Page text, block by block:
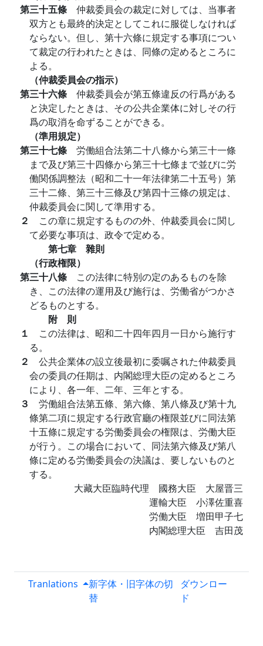
第三十五條 仲裁委員会の裁定に対しては、当事者
双方とも最終的決定としてこれに服從しなければ
ならない。但し、第十六條に規定する事項につい
て裁定の行われたときは、同條の定めるところに
よる。
（仲裁委員会の指示）
第三十六條 仲裁委員会が第五條違反の行爲がある
と決定したときは、その公共企業体に対しその行
爲の取消を命ずることができる。
（準用規定）
第三十七條 労働組合法第二十八條から第三十一條
まで及び第三十四條から第三十七條まで並びに労
働関係調整法（昭和二十一年法律第二十五号）第
三十二條、第三十三條及び第四十三條の規定は、
仲裁委員会に関して準用する。
２ この章に規定するものの外、仲裁委員会に関し
て必要な事項は、政令で定める。
第七章 雜則
（行政権限）
第三十八條 この法律に特別の定のあるものを除
き、この法律の運用及び施行は、労働省がつかさ
どるものとする。
附 則
１ この法律は、昭和二十四年四月一日から施行す
る。
２ 公共企業体の設立後最初に委嘱された仲裁委員
会の委員の任期は、内閣総理大臣の定めるところ
により、各一年、二年、三年とする。
３ 労働組合法第五條、第六條、第八條及び第十九
條第二項に規定する行政官廳の権限並びに同法第
十五條に規定する労働委員会の権限は、労働大臣
が行う。この場合において、同法第六條及び第八
條に定める労働委員会の決議は、要しないものと
する。
大藏大臣臨時代理 國務大臣 大屋晋三
運輸大臣 小澤佐重喜
労働大臣 増田甲子七
内閣総理大臣 吉田茂
Tranlations
新字体・旧字体の切
替
ダウンロー
ド